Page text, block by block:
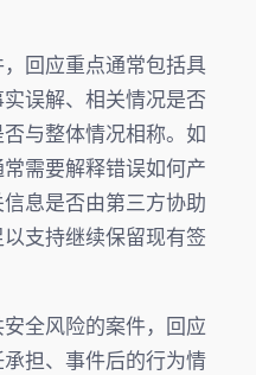
回应重点通常包括具
误解、相关情况是否
与整体情况相称。如
需要解释错误如何产
息是否由第三方协助
支持继续保留现有签
全风险的案件，回应
担、事件后的行为情